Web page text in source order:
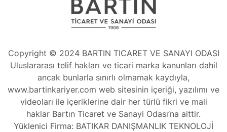
Copyright © 2024 BARTIN TICARET VE SANAYI ODASI
Uluslararası telif hakları ve ticari marka kanunları dahil
ancak bunlarla sınırlı olmamak kaydıyla,
www.bartinkariyer.com web sitesinin içeriği, yazılımı ve
videoları ile içeriklerine dair her türlü fikri ve mali
haklar Bartın Ticaret ve Sanayi Odası’na aittir.
Yüklenici Firma: BATIKAR DANIŞMANLIK TEKNOLOJİ